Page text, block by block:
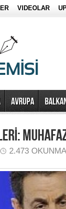
VIDEOLAR
AVRUPA
2.473 OKUNMA